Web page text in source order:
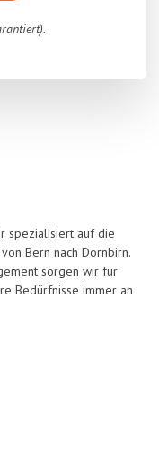
spezialisiert auf die
Bern nach Dornbirn.
sorgen wir für
Bedürfnisse immer an